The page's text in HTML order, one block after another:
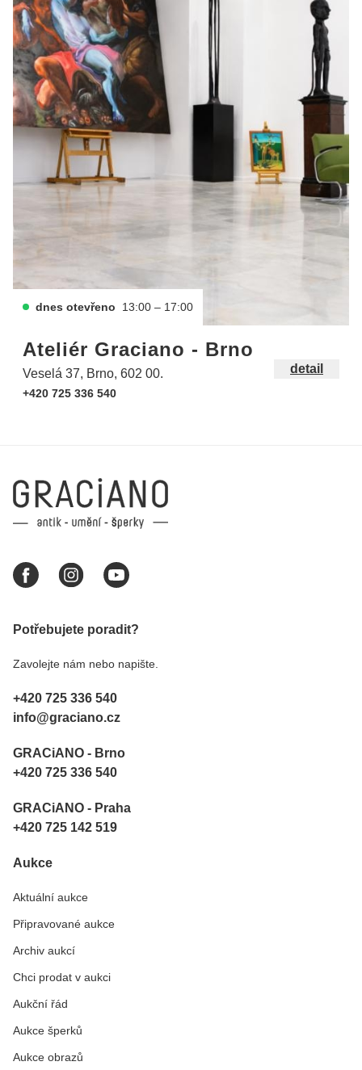
dnes otevřeno 13:00 – 17:00
Ateliér Graciano - Brno
Veselá 37, Brno, 602 00.
+420 725 336 540
detail
Potřebujete poradit?
Zavolejte nám nebo napište.
+420 725 336 540
info@graciano.cz
GRACiANO - Brno
+420 725 336 540
GRACiANO - Praha
+420 725 142 519
Aukce
Aktuální aukce
Připravované aukce
Archiv aukcí
Chci prodat v aukci
Aukční řád
Aukce šperků
Aukce obrazů